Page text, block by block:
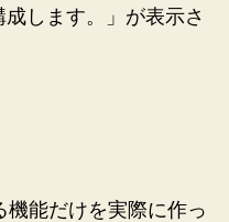
します。」が表示さ
機能だけを実際に作っ